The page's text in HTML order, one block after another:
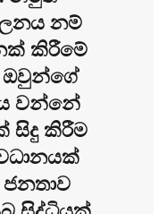
නම්
කිරීමේ
ඔවුන්ගේ
වන්නේ
සිදු කිරීම